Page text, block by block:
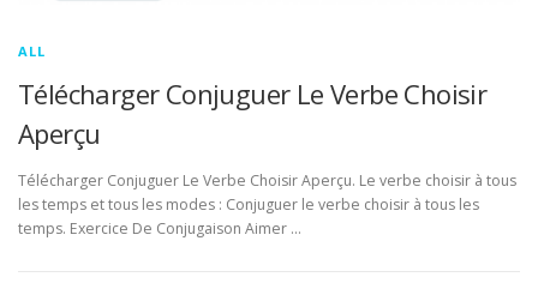
ALL
Télécharger Conjuguer Le Verbe Choisir
Aperçu
Télécharger Conjuguer Le Verbe Choisir Aperçu. Le verbe choisir à tous
les temps et tous les modes : Conjuguer le verbe choisir à tous les
temps. Exercice De Conjugaison Aimer …